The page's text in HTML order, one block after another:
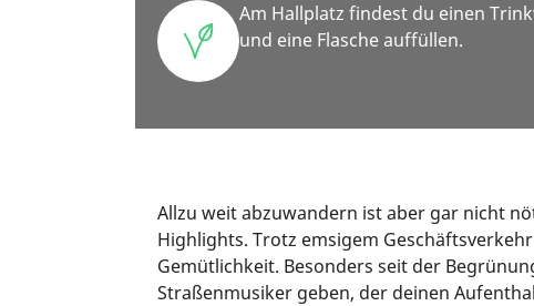
Am Hallplatz findest du einen
und eine Flasche auffüllen.
Allzu weit abzuwandern ist aber gar nicht
Highlights. Trotz emsigem
Gemütlichkeit. Besonders seit der
Straßenmusiker geben, der deinen